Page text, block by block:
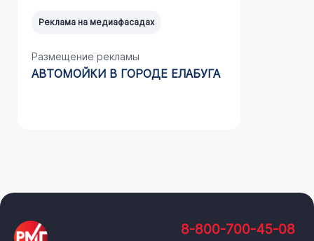
Реклама на медиафасадах
Размещение рекламы
АВТОМОЙКИ В ГОРОДЕ ЕЛАБУГА
8-800-700-45-08